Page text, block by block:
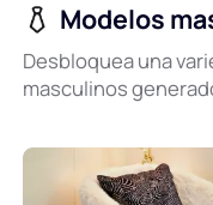
Modelos
Desbloquea una
masculinos